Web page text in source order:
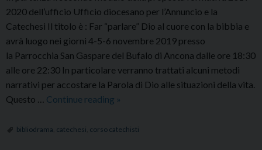
2020 dell’ufficio Ufficio diocesano per l’Annuncio e la
Catechesi Il titolo è : Far “parlare” Dio al cuore con la bibbia e
avrà luogo nei giorni 4-5-6 novembre 2019 presso
la Parrocchia San Gaspare del Bufalo di Ancona dalle ore 18:30
alle ore 22:30 In particolare verranno trattati alcuni metodi
narrativi per accostare la Parola di Dio alle situazioni della vita.
Questo … Continue reading Far
Dio
»
bibliodrama catechesi corso catechisti